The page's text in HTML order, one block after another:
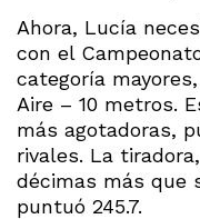
Ahora, Lucía
con el
categoría
Aire – 10 metros.
más agotadoras,
rivales. La
décimas más que
puntuó 245.7.